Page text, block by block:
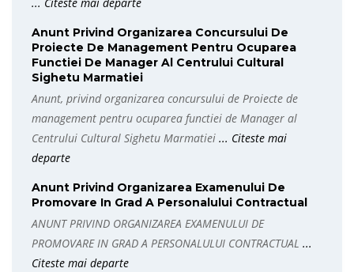
Anunt Privind Organizarea Concursului De
Proiecte De Management Pentru Ocuparea
Functiei De Manager Al Centrului Cultural
Sighetu Marmatiei
Anunt, privind organizarea concursului de Proiecte de
management pentru ocuparea functiei de Manager al
Centrului Cultural Sighetu Marmatiei ... Citeste mai
departe
Anunt Privind Organizarea Examenului De
Promovare In Grad A Personalului Contractual
ANUNT PRIVIND ORGANIZAREA EXAMENULUI DE
PROMOVARE IN GRAD A PERSONALULUI CONTRACTUAL ...
Citeste mai departe